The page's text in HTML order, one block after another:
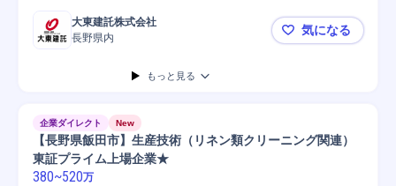
大東建託株式会社
長野県内
長野県【営
気になる
もっと見る
企業ダイレクト New
【長野県飯田市】生産技術（リネン類クリーニング関連）
東証プライム上場企業★
380~520万